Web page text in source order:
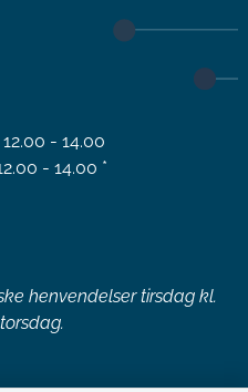
- 14.00
- 14.00 *
henvendelser tirsdag kl.